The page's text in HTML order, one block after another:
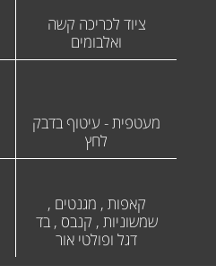
ציוד לכריכה קשה
ואלבומים
מעטפית - עיטוף בדבק
לחץ
קאפות , מגנטים ,
שמשוניות , קנבס , בד
דגל ופולטי אור